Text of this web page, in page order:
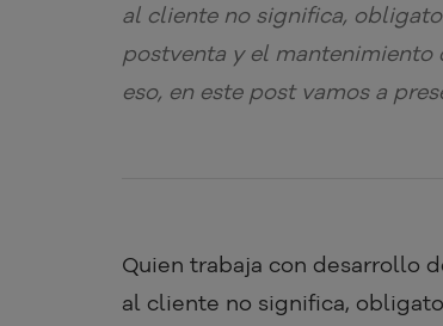
al cliente no significa,
postventa y el mantenimiento
eso, en este post vamos a
Quien trabaja con desarrollo
al cliente no significa,